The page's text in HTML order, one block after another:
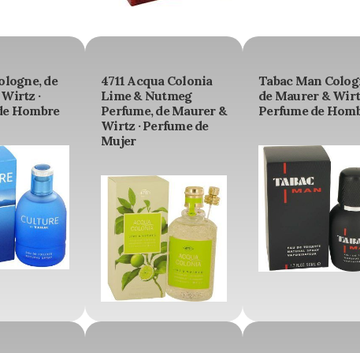
de
·
Hombre
4711 Acqua Colonia
Lime & Nutmeg
Perfume, de Maurer &
Wirtz · Perfume de
Mujer
Tabac Man
de Maurer &
Perfume de